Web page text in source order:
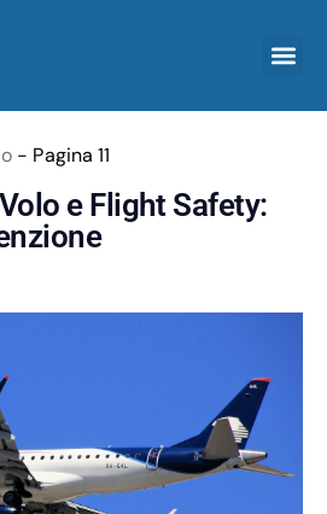
- Pagina 11
e Flight Safety: